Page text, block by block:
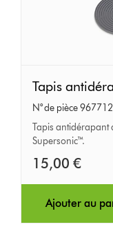
antidérapant
Tapis
N° de pièce
Tapis antidérapant
Supersonic™.
15,00 €
Ajouter au